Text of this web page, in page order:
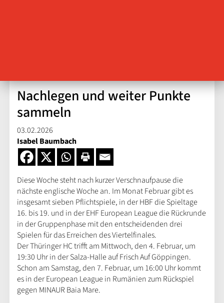
Nachlegen und weiter Punkte
sammeln
03.02.2026
Isabel Baumbach
Diese Woche steht nach kurzer Verschnaufpause die
nächste englische Woche an. Im Monat Februar gibt es
insgesamt sieben Pflichtspiele, in der HBF die Spieltage
16. bis 19. und in der EHF European League die Rückrunde
in der Gruppenphase mit den entscheidenden drei
Spielen für das Erreichen des Viertelfinales.
Der Thüringer HC trifft am Mittwoch, den 4. Februar, um
19:30 Uhr in der Salza-Halle auf Frisch Auf Göppingen.
Schon am Samstag, den 7. Februar, um 16:00 Uhr kommt
es in der European League in Rumänien zum Rückspiel
gegen MINAUR Baia Mare.